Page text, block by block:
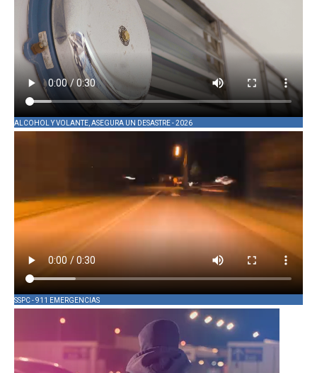
ALCOHOL Y VOLANTE, ASEGURA UN DESASTRE - 2026
SSPC - 911 EMERGENCIAS